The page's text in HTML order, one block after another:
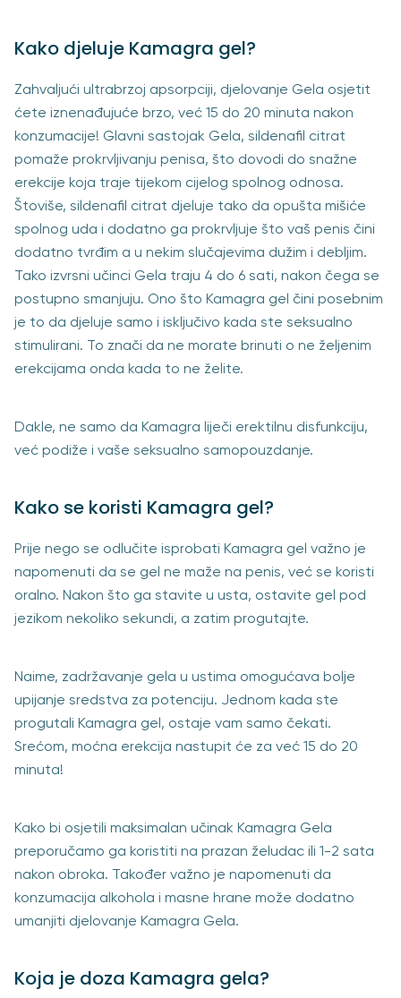
Kako djeluje Kamagra gel?
Zahvaljući ultrabrzoj apsorpciji, djelovanje Gela osjetit
ćete iznenađujuće brzo, već 15 do 20 minuta nakon
konzumacije! Glavni sastojak Gela, sildenafil citrat
pomaže prokrvljivanju penisa, što dovodi do snažne
erekcije koja traje tijekom cijelog spolnog odnosa.
Štoviše, sildenafil citrat djeluje tako da opušta mišiće
spolnog uda i dodatno ga prokrvljuje što vaš penis čini
dodatno tvrđim a u nekim slučajevima dužim i debljim.
Tako izvrsni učinci Gela traju 4 do 6 sati, nakon čega se
postupno smanjuju. Ono što Kamagra gel čini posebnim
je to da djeluje samo i isključivo kada ste seksualno
stimulirani. To znači da ne morate brinuti o ne željenim
erekcijama onda kada to ne želite.
Dakle, ne samo da Kamagra liječi erektilnu disfunkciju,
već podiže i vaše seksualno samopouzdanje.
Kako se koristi Kamagra gel?
Prije nego se odlučite isprobati Kamagra gel važno je
napomenuti da se gel ne maže na penis, već se koristi
oralno. Nakon što ga stavite u usta, ostavite gel pod
jezikom nekoliko sekundi, a zatim progutajte.
Naime, zadržavanje gela u ustima omogućava bolje
upijanje sredstva za potenciju. Jednom kada ste
progutali Kamagra gel, ostaje vam samo čekati.
Srećom, moćna erekcija nastupit će za već 15 do 20
minuta!
Kako bi osjetili maksimalan učinak Kamagra Gela
preporučamo ga koristiti na prazan želudac ili 1-2 sata
nakon obroka. Također važno je napomenuti da
konzumacija alkohola i masne hrane može dodatno
umanjiti djelovanje Kamagra Gela.
Koja je doza Kamagra gela?